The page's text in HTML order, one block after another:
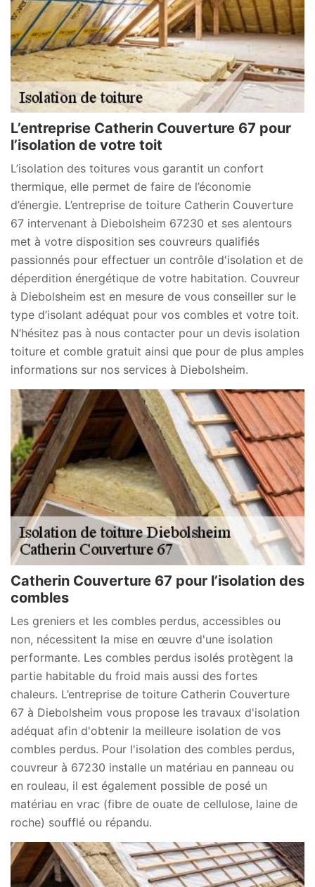
L’entreprise Catherin Couverture 67 pour
l’isolation de votre toit
L’isolation des toitures vous garantit un confort
thermique, elle permet de faire de l’économie
d’énergie. L’entreprise de toiture Catherin Couverture
67 intervenant à Diebolsheim 67230 et ses alentours
met à votre disposition ses couvreurs qualifiés
passionnés pour effectuer un contrôle d'isolation et de
déperdition énergétique de votre habitation. Couvreur
à Diebolsheim est en mesure de vous conseiller sur le
type d’isolant adéquat pour vos combles et votre toit.
N’hésitez pas à nous contacter pour un devis isolation
toiture et comble gratuit ainsi que pour de plus amples
informations sur nos services à Diebolsheim.
Catherin Couverture 67 pour l’isolation des
combles
Les greniers et les combles perdus, accessibles ou
non, nécessitent la mise en œuvre d'une isolation
performante. Les combles perdus isolés protègent la
partie habitable du froid mais aussi des fortes
chaleurs. L’entreprise de toiture Catherin Couverture
67 à Diebolsheim vous propose les travaux d'isolation
adéquat afin d'obtenir la meilleure isolation de vos
combles perdus. Pour l'isolation des combles perdus,
couvreur à 67230 installe un matériau en panneau ou
en rouleau, il est également possible de posé un
matériau en vrac (fibre de ouate de cellulose, laine de
roche) soufflé ou répandu.